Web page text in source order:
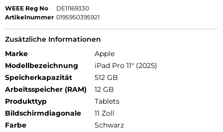
WEEE Reg No
DE11169330
Artikelnummer 0195950395921
Zusätzliche Informationen
Marke
Apple
Modellbezeichnung
iPad Pro 11" (2025)
Speicherkapazität
512 GB
Arbeitsspeicher (RAM)
12 GB
Produkttyp
Tablets
Bildschirmdiagonale
11 Zoll
Farbe
Schwarz